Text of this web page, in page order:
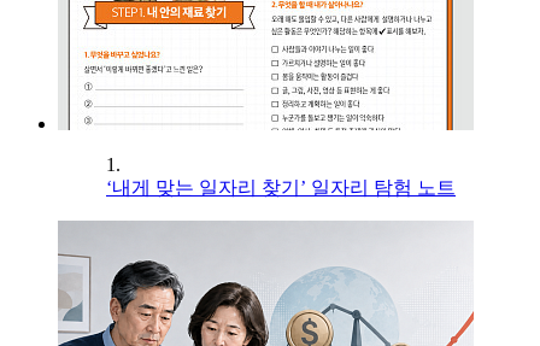
1.
‘내게 맞는 일자리 찾기’ 일자리 탐험 노트